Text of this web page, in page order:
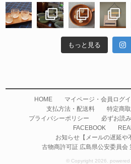
もっと見る
HOME マイページ・会員ログ
支払方法・配送料
特定商
プライバシーポリシー
必ずお読
FACEBOOK
お知らせ【メールの遅延や
古物商許可証 広島県公安委員
© Copyright 2026. powered